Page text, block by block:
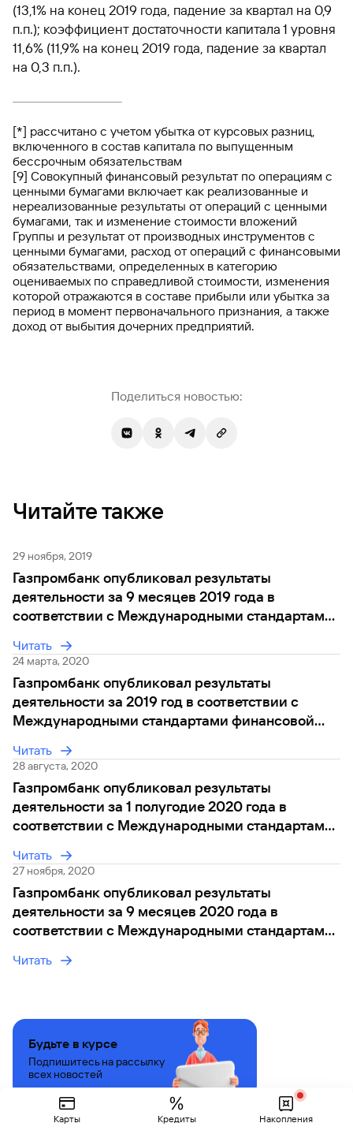
(13,1% на конец 2019 года, падение за квартал на 0,9
п.п.); коэффициент достаточности капитала 1 уровня
11,6% (11,9% на конец 2019 года, падение за квартал
на 0,3 п.п.).
[*] рассчитано с учетом убытка от курсовых разниц,
включенного в состав капитала по выпущенным
бессрочным обязательствам
[9] Совокупный финансовый результат по операциям с
ценными бумагами включает как реализованные и
нереализованные результаты от операций с ценными
бумагами, так и изменение стоимости вложений
Группы и результат от производных инструментов с
ценными бумагами, расход от операций с финансовыми
обязательствами, определенных в категорию
оцениваемых по справедливой стоимости, изменения
которой отражаются в составе прибыли или убытка за
период в момент первоначального признания, а также
доход от выбытия дочерних предприятий.
Поделиться новостью:
Читайте также
29 ноября, 2019
Газпромбанк опубликовал результаты
деятельности за 9 месяцев 2019 года в
соответствии с Международными стандартами
чистую прибыль в размере 63,1 млрд руб.
Читать
24 марта, 2020
Газпромбанк опубликовал результаты
деятельности за 2019 год в соответствии с
Международными стандартами финансовой
размере 44,6 млрд руб.
Читать
28 августа, 2020
Газпромбанк опубликовал результаты
деятельности за 1 полугодие 2020 года в
соответствии с Международными стандартами
чистую прибыль в размере 28,3 млрд. руб.
Читать
27 ноября, 2020
Газпромбанк опубликовал результаты
деятельности за 9 месяцев 2020 года в
соответствии с Международными стандартами
чистую прибыль в размере 30 млрд. руб.
Читать
Будьте в курсе
Подпишитесь на рассылку
всех новостей
Политике
Карты Кредиты Накопления